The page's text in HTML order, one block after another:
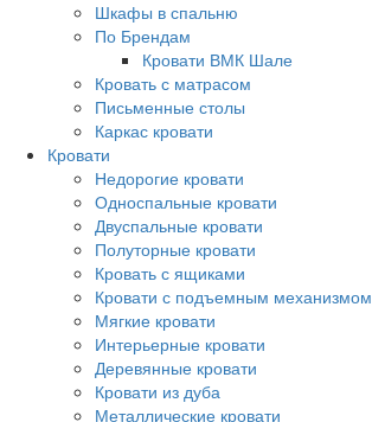
Шкафы в спальню
По Брендам
Кровати ВМК Шале
Кровать с матрасом
Письменные столы
Каркас кровати
Кровати
Недорогие кровати
Односпальные кровати
Двуспальные кровати
Полуторные кровати
Кровать с ящиками
Кровати с подъемным механизмом
Мягкие кровати
Интерьерные кровати
Деревянные кровати
Кровати из дуба
Металлические кровати